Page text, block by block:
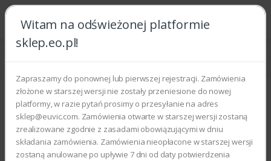
Witam na odświeżonej platformie
sklep.eo.pl!
Zapraszamy do ponownej lub pierwszej rejestracji. Zamówienia
złożone w starszej wersji nie zostały przeniesione do nowej
platformy, w razie pytań prosimy o przesyłanie na adres
sklep@euvic.com. Zamówienia otwarte w starszej wersji zostaną
zrealizowane zgodnie z zasadami obowiązującymi w dniu
składania zamówienia. Zamówienia nieopłacone w starszej wersji
zostaną anulowane po upływie 7 dni od daty potwierdzenia
Strona główna Części zamienne